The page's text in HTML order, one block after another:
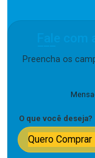
Preencha os
O que você deseja?
Quero Comprar